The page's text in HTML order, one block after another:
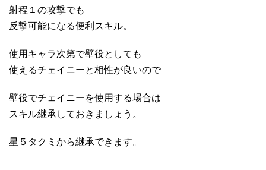
射程１の攻撃でも
反撃可能になる便利スキル。
使用キャラ次第で壁役としても
使えるチェイニーと相性が良いので
壁役でチェイニーを使用する場合は
スキル継承しておきましょう。
星５タクミから継承できます。